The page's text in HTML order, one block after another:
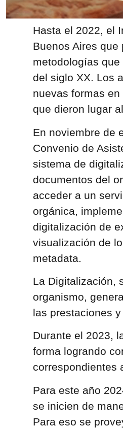
Hasta el 2022, el
Buenos Aires
metodologías
del siglo XX. Los
nuevas formas
que dieron lugar
En noviembre de
Convenio de
sistema de
documentos del
acceder a un
orgánica,
digitalización de
visualización de
metadata.
La Digitalización,
organismo,
las prestaciones
Durante el 2023,
forma logrando
correspondientes
Para este año
se inicien de
Para eso se